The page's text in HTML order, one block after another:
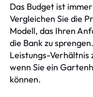
Das Budget ist
Vergleichen Sie die
Modell, das Ihren
die Bank zu
Leistungs-Verhältnis
wenn Sie ein
können.